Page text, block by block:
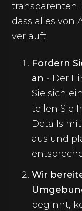
transparenten
dass alles von
verläuft.
Fordern
an - Der
Sie sich
teilen Sie
Details
aus und
Wir
beginnt,